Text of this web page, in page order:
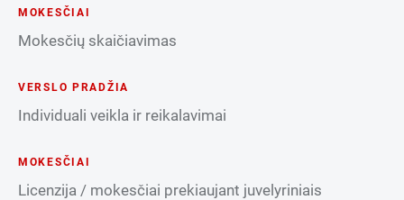
MOKESČIAI
Mokesčių skaičiavimas
VERSLO PRADŽIA
Individuali veikla ir reikalavimai
MOKESČIAI
Licenzija / mokesčiai prekiaujant juvelyriniais